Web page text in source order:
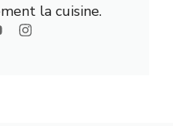
la cuisine.